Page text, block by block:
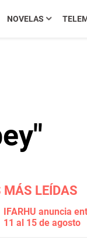
NOVELAS
MÁS LEÍDAS
IFARHU anuncia
11 al 15 de agosto